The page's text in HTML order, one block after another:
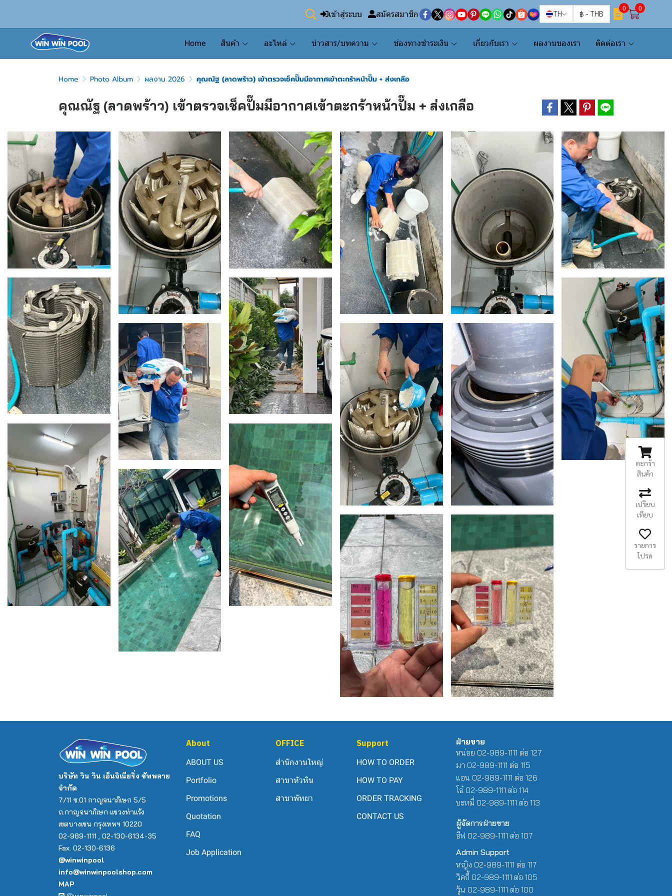
เข้าสู่ระบบ สมัครสมาชิก TH ฿ - THB
0 0
Home สินค้า อะไหล่ ข่าวสาร/บทความ ช่องทางชำระเงิน เกี่ยวกับเรา ผลงานของเรา ติดต่อเรา
Home Photo Album ผลงาน 2026 คุณณัฐ (ลาดพร้าว) เข้าตรวจเช็คปั๊มมีอากาศเข้าตะกร้าหน้าปั๊ม + ส่งเกลือ
คุณณัฐ (ลาดพร้าว) เข้าตรวจเช็คปั๊มมีอากาศเข้าตะกร้าหน้าปั๊ม + ส่งเกลือ
บริษัท วิน วิน เอ็นจิเนียริ่ง ซัพพลาย
จำกัด
7/11 ซ.01 กาญจนาภิเษก 5/5
ถ.กาญจนาภิเษก แขวงท่าแร้ง
เขตบางเขน กรุงเทพฯ 10220
02-989-1111 , 02-130-6134-35
Fax. 02-130-6136
@winwinpool
info@winwinpoolshop.com
MAP
About
ABOUT US
Portfolio
Promotions
Quotation
FAQ
Job Application
OFFICE
สำนักงานใหญ่
สาขาหัวหิน
สาขาพัทยา
Support
HOW TO ORDER
HOW TO PAY
ORDER TRACKING
CONTACT US
ฝ่ายขาย
หน่อย 02-989-1111 ต่อ 127
มา 02-989-1111 ต่อ 115
แอน 02-989-1111 ต่อ 126
โอ๋ 02-989-1111 ต่อ 114
บะหมี่ 02-989-1111 ต่อ 113
ผู้จัดการฝ่ายขาย
อีฟ 02-989-1111 ต่อ 107
Admin Support
หญิง 02-989-1111 ต่อ 117
วิคกี้ 02-989-1111 ต่อ 105
วุ้น 02-989-1111 ต่อ 100
ตะกร้า
สินค้า
เปรียบ
เทียบ
รายการ
โปรด